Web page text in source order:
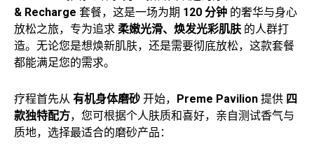
& Recharge 套餐，这是一场为期 120 分钟 的奢华与身心
放松之旅，专为追求 柔嫩光滑、焕发光彩肌肤 的人群打
造。无论您是想焕新肌肤，还是需要彻底放松，这款套餐
都能满足您的需求。
疗程首先从 有机身体磨砂 开始， Preme Pavilion 提供 四
款独特配方，您可根据个人肤质和喜好，亲自测试香气与
质地，选择最适合的磨砂产品：